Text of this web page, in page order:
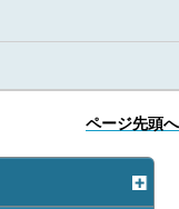
ページ先頭へ